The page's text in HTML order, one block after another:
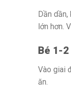
Dần
lớn hơn.
Bé 1-
Vào giai
ăn.